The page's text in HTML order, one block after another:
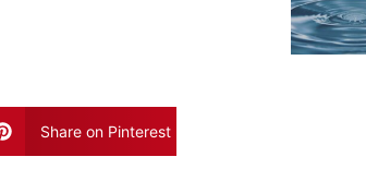
Share on Pinterest